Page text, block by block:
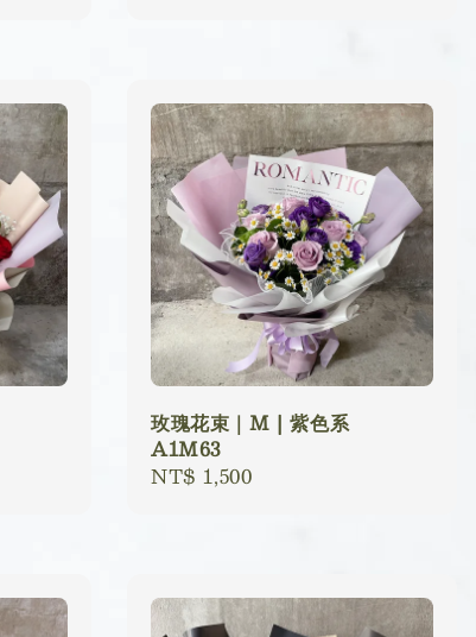
玫瑰花束｜M | 紫色系
A1M63
Regular
NT$ 1,500